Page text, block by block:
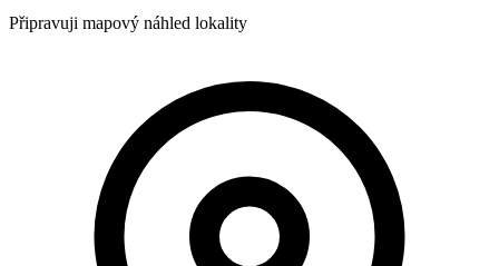
Připravuji mapový náhled lokality